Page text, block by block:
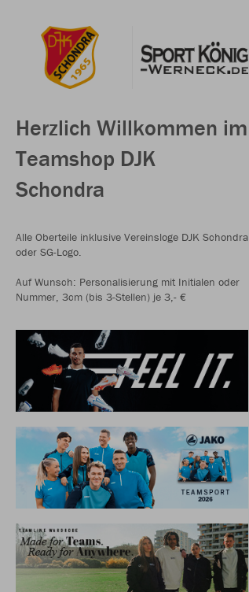
Herzlich Willkommen im
Teamshop DJK
Schondra
Alle Oberteile inklusive Vereinsloge DJK Schondra
oder SG-Logo.
Auf Wunsch: Personalisierung mit Initialen oder
Nummer, 3cm (bis 3-Stellen) je 3,- €